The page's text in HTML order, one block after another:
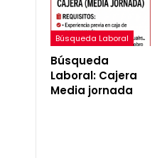
Búsqueda Laboral
Búsqueda
Laboral: Cajera
Media jornada